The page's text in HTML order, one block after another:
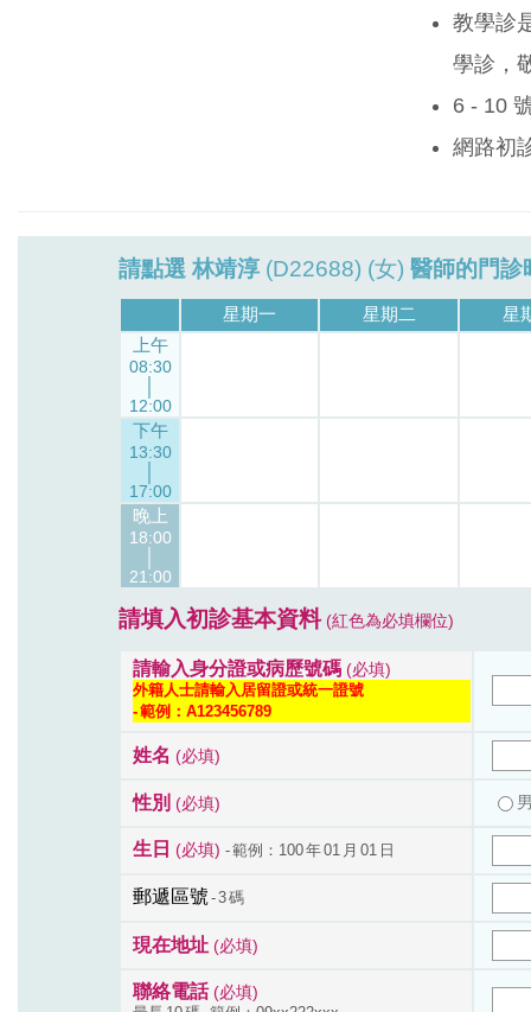
教學診
學診，
6 - 10
網路初